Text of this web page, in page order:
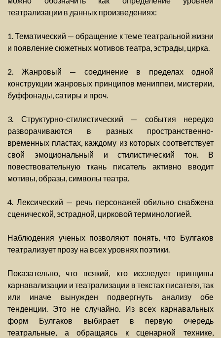
театрализации в данных произведениях:
1. Тематический — обращение к теме театральной жизни
и появление сюжетных мотивов театра, эстрады, цирка.
2. Жанровый — соединение в пределах одной
конструкции жанровых принципов мениппеи, мистерии,
буффонады, сатиры и проч.
3. Структурно-стилистический — события нередко
разворачиваются в разных пространственно-
временных пластах, каждому из которых соответствует
свой эмоциональный и стилистический тон. В
повествовательную ткань писатель активно вводит
мотивы, образы, символы театра.
4. Лексический — речь персонажей обильно снабжена
сценической, эстрадной, цирковой терминологией.
Наблюдения ученых позволяют понять, что Булгаков
театрализует прозу на всех уровнях поэтики.
Показательно, что всякий, кто исследует принципы
карнавализации и театрализации в текстах писателя, так
или иначе вынужден подвергнуть анализу обе
тенденции. Это не случайно. Из всех карнавальных
форм Булгаков выбирает в первую очередь
театральные, а обращаясь к сценарной технике,